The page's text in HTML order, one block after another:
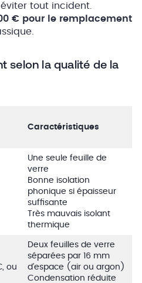
tout incident.
€ pour le remplacement
selon la qualité de la
Caractéristiques
Une seule feuille de
verre
Bonne isolation
phonique si épaisseur
suffisante
Très mauvais isolant
thermique
ou
Deux feuilles de verre
séparées par 16 mm
d’espace (air ou argon)
Condensation réduite